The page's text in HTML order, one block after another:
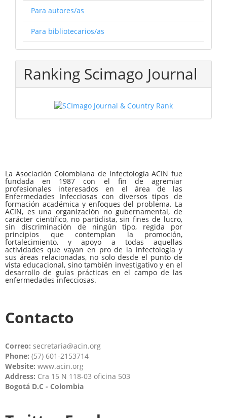
Para autores/as
Para bibliotecarios/as
Ranking Scimago Journal
La Asociación Colombiana de Infectología ACIN fue
fundada en 1987 con el fin de agremiar
profesionales interesados en el área de las
Enfermedades Infecciosas con diversos tipos de
formación académica y enfoques del problema. La
ACIN, es una organización no gubernamental, de
carácter científico, no partidista, sin fines de lucro,
sin discriminación de ningún tipo, regida por
principios que contemplan la promoción,
fortalecimiento, y apoyo a todas aquellas
actividades que vayan en pro de la infectología y
sus áreas relacionadas, no solo desde el punto de
vista educacional, sino también investigativo y en el
desarrollo de guías prácticas en el campo de las
enfermedades infecciosas.
Contacto
Correo: secretaria@acin.org
Phone: (57) 601-2153714
Website: www.acin.org
Address: Cra 15 N 118-03 oficina 503
Bogotá D.C - Colombia